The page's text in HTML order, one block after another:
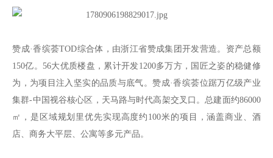
赞成·香缤荟TOD综合体，由浙江省赞成集团开发营造。资产总额
150亿。56大优质楼盘，累计开发1200多万方，国匠之姿的稳健修
为，为项目注入坚实的品质与底气。赞成·香缤荟位踞万亿级产业
集群-中国视谷核心区，天马路与时代高架交叉口。总建面约86000
㎡，是区域规划里优先实现高度约100米的项目，涵盖商业、酒
店、商务大平层、公寓等多元产品。